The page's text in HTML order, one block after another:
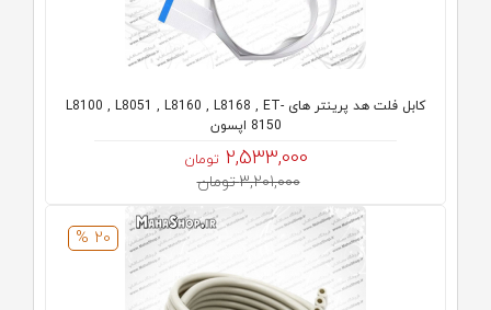
کابل فلت هد پرینتر های L8100 , L8051 , L8160 , L8168 , ET-
8150 اپسون
2,533,000 تومان
3,201,000 تومان
20 %